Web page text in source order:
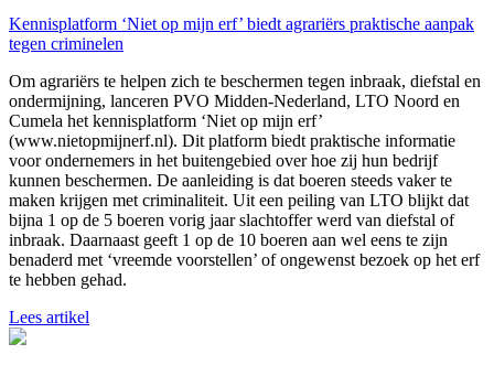
Kennisplatform ‘Niet op mijn erf’ biedt agrariërs praktische aanpak
tegen criminelen
Om agrariërs te helpen zich te beschermen tegen inbraak, diefstal en
ondermijning, lanceren PVO Midden-Nederland, LTO Noord en
Cumela het kennisplatform ‘Niet op mijn erf’
(www.nietopmijnerf.nl). Dit platform biedt praktische informatie
voor ondernemers in het buitengebied over hoe zij hun bedrijf
kunnen beschermen. De aanleiding is dat boeren steeds vaker te
maken krijgen met criminaliteit. Uit een peiling van LTO blijkt dat
bijna 1 op de 5 boeren vorig jaar slachtoffer werd van diefstal of
inbraak. Daarnaast geeft 1 op de 10 boeren aan wel eens te zijn
benaderd met ‘vreemde voorstellen’ of ongewenst bezoek op het erf
te hebben gehad.
Lees artikel